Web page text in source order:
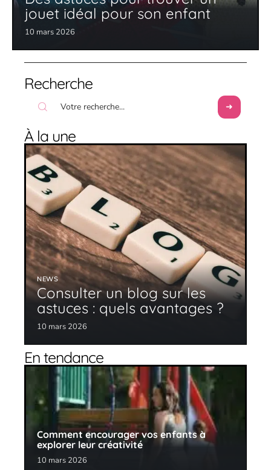
jouet idéal pour son enfant
10 mars 2026
Recherche
À la une
NEWS
Consulter un blog sur les
astuces : quels avantages ?
10 mars 2026
En tendance
Comment encourager vos enfants à
explorer leur créativité
10 mars 2026